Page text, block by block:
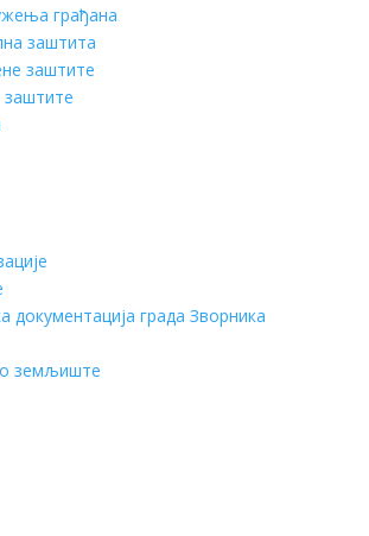
грађана
заштита
заштите
заштите
документација града Зворника
земљиште